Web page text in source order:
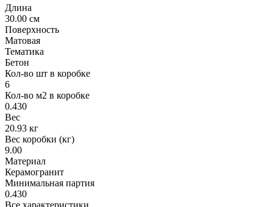
Длина
30.00 см
Поверхность
Матовая
Тематика
Бетон
Кол-во шт в коробке
6
Кол-во м2 в коробке
0.430
Вес
20.93 кг
Вес коробки (кг)
9.00
Материал
Керамогранит
Минимальная партия
0.430
Все характеристики